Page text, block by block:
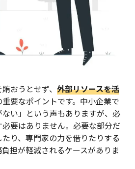
おうとせず、外部リソースを活
要なポイントです。中小企業で
い」という声もありますが、必
要はありません。必要な部分だ
り、専門家の力を借りたりする
担が軽減されるケースがありま